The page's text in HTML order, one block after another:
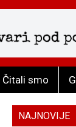
Čitali smo
NAJNOVIJE